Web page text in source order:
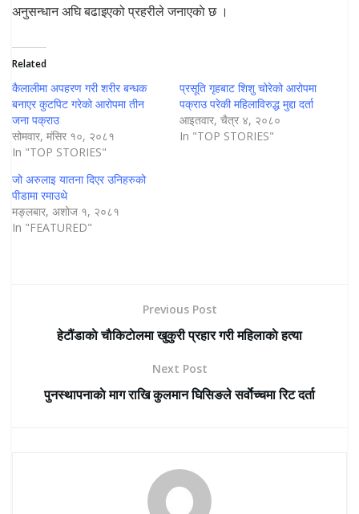
अनुसन्धान अघि बढाइएको प्रहरीले जनाएकाे छ ।
Related
कैलालीमा अपहरण गरी शरीर बन्धक
बनाएर कुटपिट गरेको आरोपमा तीन
जना पक्राउ
सोमवार, मंसिर १०, २०८१
In "TOP STORIES"
प्रसूति गृहबाट शिशु चोरेको आरोपमा
पक्राउ परेकी महिलाविरुद्ध मुद्दा दर्ता
आइतवार, चैत्र ४, २०८०
In "TOP STORIES"
जो अरुलाइ यातना दिएर उनिहरुको
पीडामा रमाउथे
मङ्लबार, अशोज १, २०८१
In "FEATURED"
Previous Post
हेटौंडाकाे चाैकिटाेलमा खुकुरी प्रहार गरी महिलाकाे हत्या
Next Post
पुनस्थापनाकाे माग राखि कुलमान घिसिङले सर्वाेच्चमा रिट दर्ता